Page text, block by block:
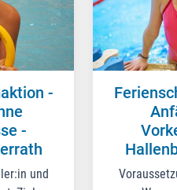
-
-
und